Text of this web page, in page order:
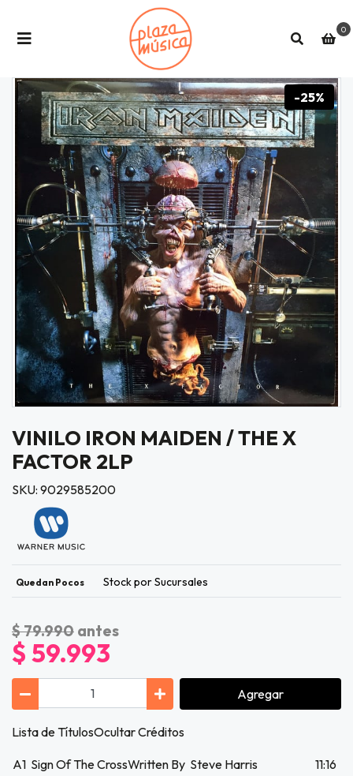
0
-25%
VINILO IRON MAIDEN / THE X
FACTOR 2LP
SKU: 9029585200
Quedan Pocos Stock por Sucursales
$ 79.990 antes
$ 59.993
Agregar
Lista de TítulosOcultar Créditos
A1 Sign Of The CrossWritten By Steve Harris
11:16